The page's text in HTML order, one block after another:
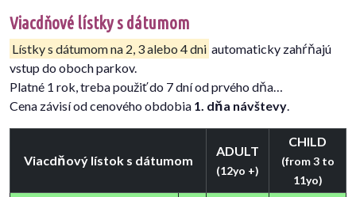
Viacdňové lístky s dátumom
Lístky s dátumom na 2, 3 alebo 4 dni automaticky zahŕňajú
vstup do oboch parkov.
Platné 1 rok, treba použiť do 7 dní od prvého dňa…
Cena závisí od cenového obdobia 1. dňa návštevy.
Viacdňový lístok s dátumom
ADULT
(12yo +)
CHILD
(from 3 to
11yo)